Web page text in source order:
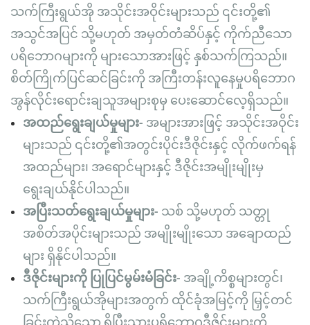
သက်ကြီးရွယ်အို အသိုင်းအဝိုင်းများသည် ၎င်းတို့၏
အသွင်အပြင် သို့မဟုတ် အမှတ်တံဆိပ်နှင့် ကိုက်ညီသော
ပရိဘောဂများကို များသောအားဖြင့် နှစ်သက်ကြသည်။
စိတ်ကြိုက်ပြင်ဆင်ခြင်းကို အကြီးတန်းလူနေမှုပရိဘောဂ
အွန်လိုင်းရောင်းချသူအများစုမှ ပေးဆောင်လေ့ရှိသည်။
အထည်ရွေးချယ်မှုများ- အများအားဖြင့် အသိုင်းအဝိုင်း
များသည် ၎င်းတို့၏အတွင်းပိုင်းဒီဇိုင်းနှင့် လိုက်ဖက်ရန်
အထည်များ၊ အရောင်များနှင့် ဒီဇိုင်းအမျိုးမျိုးမှ
ရွေးချယ်နိုင်ပါသည်။
အပြီးသတ်ရွေးချယ်မှုများ- သစ် သို့မဟုတ် သတ္တု
အစိတ်အပိုင်းများသည် အမျိုးမျိုးသော အချောထည်
များ ရှိနိုင်ပါသည်။
ဒီဇိုင်းများကို ပြုပြင်မွမ်းမံခြင်း- အချို့ကိစ္စများတွင်၊
သက်ကြီးရွယ်အိုများအတွက် ထိုင်ခုံအမြင့်ကို မြှင့်တင်